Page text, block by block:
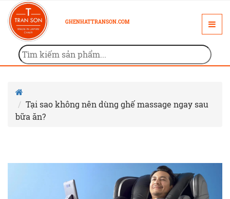
GHENHATTRANSON.COM
Tại sao không nên dùng ghế massage ngay sau
bữa ăn?